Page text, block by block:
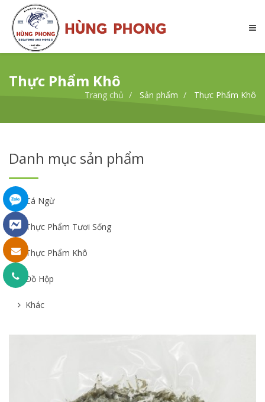
Thực Phẩm Khô
Trang chủ Sản phẩm Thực Phẩm Khô
Danh mục sản phẩm
Cá Ngừ
Thực Phẩm Tươi Sống
Thực Phẩm Khô
Đồ Hộp
Khác